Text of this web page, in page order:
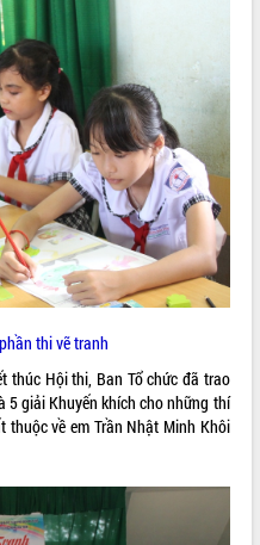
thi vẽ tranh
thúc Hội thi, Ban Tổ chức đã trao
5 giải Khuyến khích cho những thí
về em Trần Nhật Minh Khôi